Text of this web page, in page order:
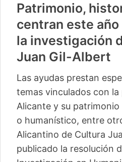
Patrimonio,
centran este año
la investigación
Juan Gil-Albert
Las ayudas prestan
temas vinculados con
Alicante y su
o humanístico, entre
Alicantino de Cultura
publicado la resolución